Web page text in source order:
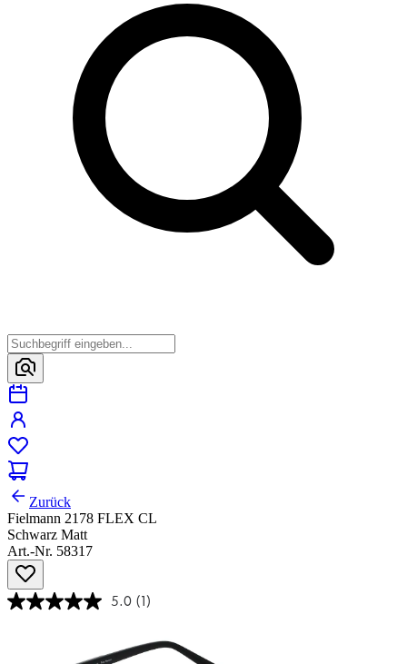
Zurück
Fielmann 2178 FLEX CL
Schwarz Matt
Art.-Nr. 58317
5.0 (1)